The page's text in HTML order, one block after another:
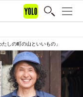
しの町の山といいもの」